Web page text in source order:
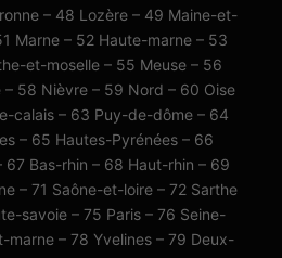
– 48 Lozère – 49 Maine-et-
Marne – 52 Haute-marne – 53
et-moselle – 55 Meuse – 56
– 58 Nièvre – 59 Nord – 60 Oise
calais – 63 Puy-de-dôme – 64
– 65 Hautes-Pyrénées – 66
67 Bas-rhin – 68 Haut-rhin – 69
– 71 Saône-et-loire – 72 Sarthe
savoie – 75 Paris – 76 Seine-
marne – 78 Yvelines – 79 Deux-